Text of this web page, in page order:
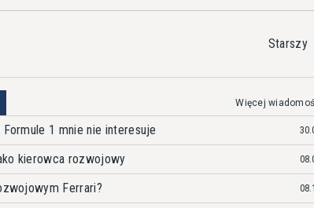
Starszy
Więcej
1 mnie nie interesuje
kierowca rozwojowy
Ferrari?